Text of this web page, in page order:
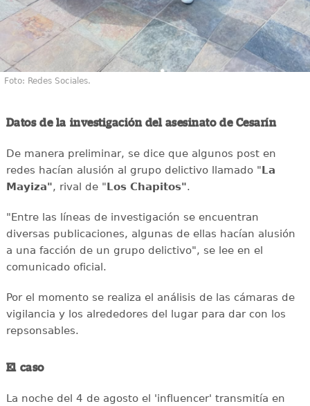
Foto: Redes Sociales.
Datos de la investigación del asesinato de Cesarín
De manera preliminar, se dice que algunos post en
redes hacían alusión al grupo delictivo llamado " La
Mayiza", rival de " Los Chapitos".
"Entre las líneas de investigación se encuentran
diversas publicaciones, algunas de ellas hacían alusión
a una facción de un grupo delictivo", se lee en el
comunicado oficial.
Por el momento se realiza el análisis de las cámaras de
vigilancia y los alrededores del lugar para dar con los
repsonsables.
El caso
La noche del 4 de agosto el 'influencer' transmitía en